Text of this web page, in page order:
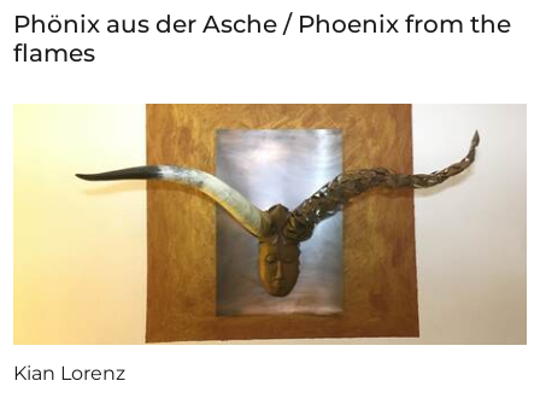
Phönix aus der Asche / Phoenix from the
flames
Kian Lorenz